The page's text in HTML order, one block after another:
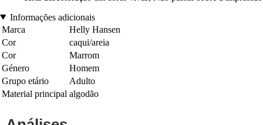
Informações adicionais
Marca
Helly Hansen
Cor
caqui/areia
Cor
Marrom
Género
Homem
Grupo etário
Adulto
Material principal algodão